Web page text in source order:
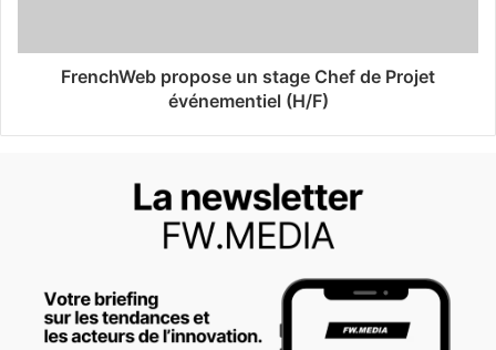
FrenchWeb propose un stage Chef de Projet
événementiel (H/F)